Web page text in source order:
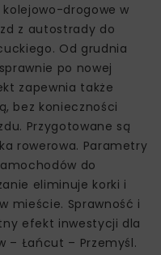
kolejowo-drogowe w
z autostrady do
Od grudnia
po nowej
zapewnia także
bez konieczności
Przygotowane są
rowerowa. Parametry
do
eliminuje korki i
mieście. Sprawność i
efekt inwestycji dla
– Łańcut – Przemyśl.